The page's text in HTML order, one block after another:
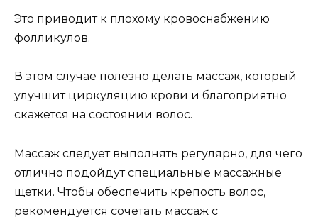
Это приводит к плохому кровоснабжению
фолликулов.
В этом случае полезно делать массаж, который
улучшит циркуляцию крови и благоприятно
скажется на состоянии волос.
Массаж следует выполнять регулярно, для чего
отлично подойдут специальные массажные
щетки. Чтобы обеспечить крепость волос,
рекомендуется сочетать массаж с